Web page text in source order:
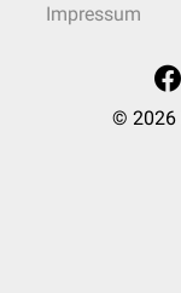
Impressum
© 2026